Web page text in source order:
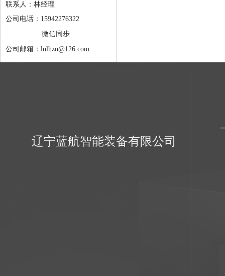
联系人：林经理
公司电话：15942276322
微信同步
公司邮箱：lnlhzn@126.com
辽宁蓝航智能装备有限公司